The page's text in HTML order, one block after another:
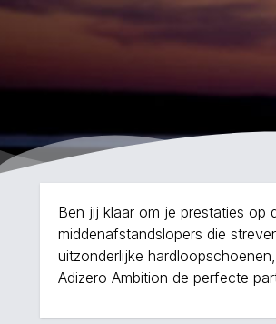
Ben jij klaar om je prestaties op
middenafstandslopers die
uitzonderlijke
Adizero Ambition de perfecte